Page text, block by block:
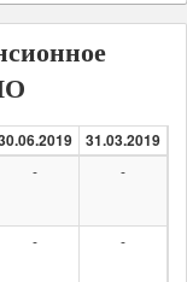
31.03.2019
- -
- -